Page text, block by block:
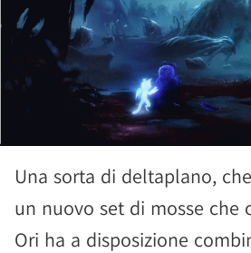
Una sorta di deltaplano,
un nuovo set di mosse che
Ori ha a disposizione